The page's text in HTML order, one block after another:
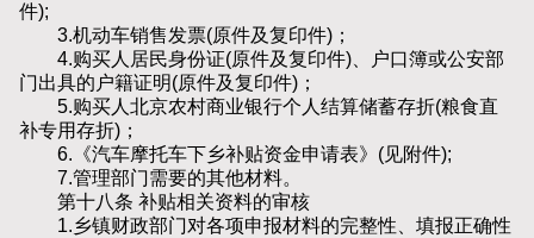
件);
3.机动车销售发票(原件及复印件)；
4.购买人居民身份证(原件及复印件)、户口簿或公安部
门出具的户籍证明(原件及复印件)；
5.购买人北京农村商业银行个人结算储蓄存折(粮食直
补专用存折)；
6.《汽车摩托车下乡补贴资金申请表》(见附件);
7.管理部门需要的其他材料。
第十八条 补贴相关资料的审核
1.乡镇财政部门对各项申报材料的完整性、填报正确性